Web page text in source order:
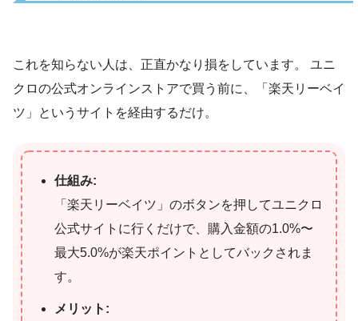
これを知らない人は、正直かなり損をしています。 ユニ
クロの公式オンラインストアで買う前に、「楽天リーベイ
ツ」というサイトを経由するだけ。
仕組み:
「楽天リーベイツ」のボタンを押してユニクロ
公式サイトに行くだけで、購入金額の1.0%〜
最大5.0%が楽天ポイントとしてバックされま
す。
メリット: